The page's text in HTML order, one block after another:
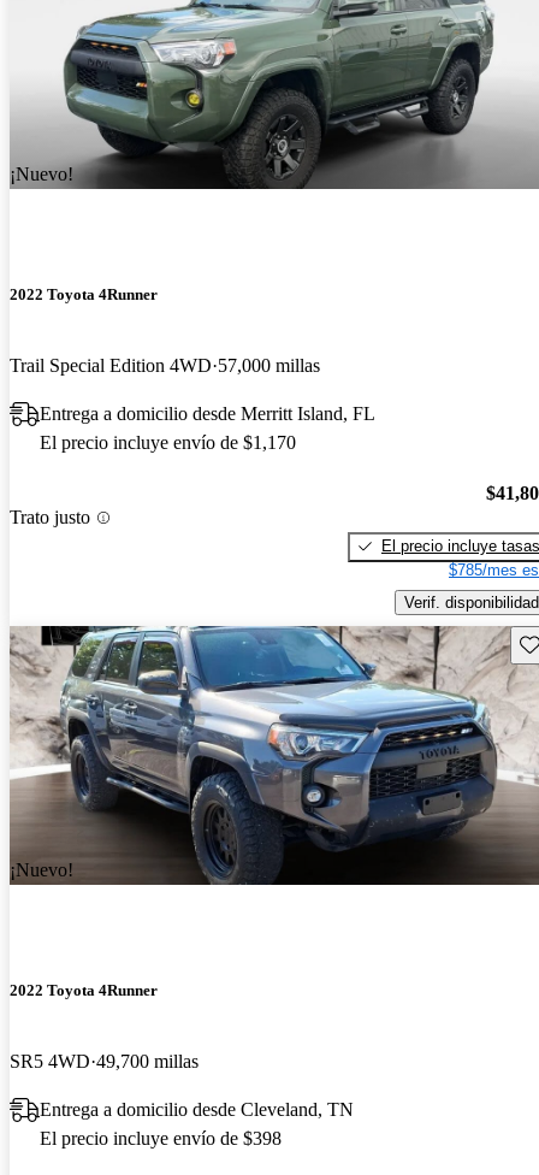
¡Nuevo!
2022 Toyota 4Runner
Trail Special Edition 4WD 57,000 millas
Entrega a domicilio desde Merritt Island, FL
El precio incluye envío de $1,170
Trato justo
El precio incluye tasas
$785/mes
Verif. disponibilidad
¡Nuevo!
2022 Toyota 4Runner
SR5 4WD 49,700 millas
Entrega a domicilio desde Cleveland, TN
El precio incluye envío de $398